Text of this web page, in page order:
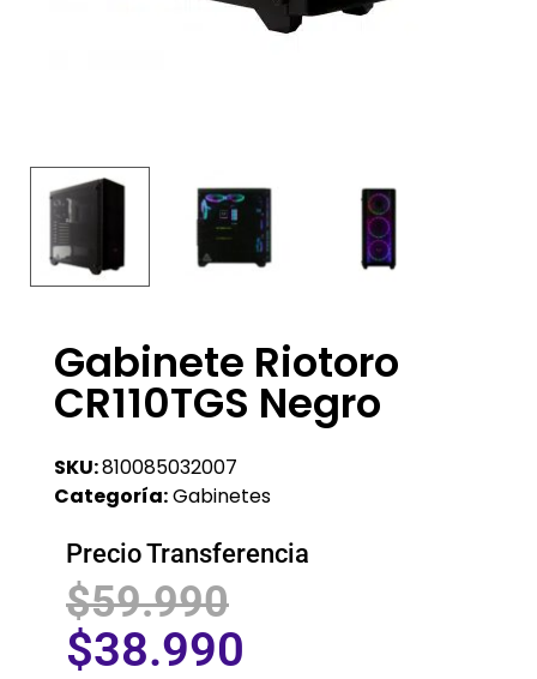
Gabinete Riotoro
CR110TGS Negro
SKU:810085032007
Categoría:Gabinetes
Precio Transferencia
$59.990
$38.990